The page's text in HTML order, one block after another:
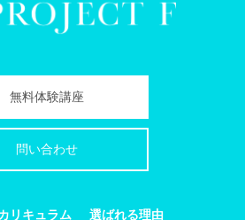
無料体験講座
問い合わせ
リキュラム 選ばれる理由